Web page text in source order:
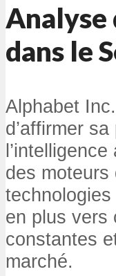
Analyse
dans le
Alphabet
d’affirmer
des moteurs
en plus vers
constantes
marché.